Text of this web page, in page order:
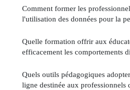
Comment former les
l'utilisation des données pour la
Quelle formation offrir aux
efficacement les comportements
Quels outils pédagogiques
ligne destinée aux professionnels